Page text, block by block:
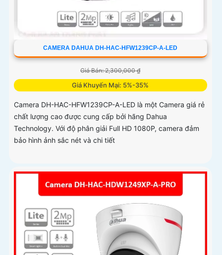
CAMERA DAHUA DH-HAC-HFW1239CP-A-LED
Giá Bán: 2,300,000 ₫
Giá Khuyến Mại: 5%-35%
Camera DH-HAC-HFW1239CP-A-LED là một Camera giá rẻ
chất lượng cao được cung cấp bởi hãng Dahua
Technology. Với độ phân giải Full HD 1080P, camera đảm
bảo hình ảnh sắc nét và chi tiết